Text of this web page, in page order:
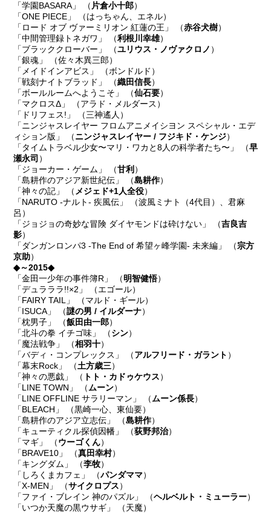
「学園BASARA」 （ 片倉小十郎）
「ONE PIECE」 （はっちゃん、エネル）
「ロード オブ ヴァーミリオン 紅蓮の王」 （赤谷犬樹）
「中間管理録トネガワ」 （利根川幸雄）
「ブラッククローバー」 （ユリウス・ノヴァクロノ ）
「銀魂」 （佐々木異三郎）
「メイドインアビス」 （ボンドルド）
「戦刻ナイトブラッド」 （織田信長）
「ボールルームへようこそ」 （仙石要）
「マクロスΔ」 （アラド・メルダース）
「ドリフェス!」 （三神遙人）
「ニンジャスレイヤー フロムアニメイシヨン スペシャル・エデ
ィション版」 （ニンジャスレイヤー / フジキド・ケンジ）
「タイムトラベル少女〜マリ・ワカと8人の科学者たち〜」 （早
瀬永司 ）
「ジョーカー・ゲーム」 （甘利 ）
「島耕作のアジア新世紀伝」 （島耕作）
「神々の記」 （ メジェド+1人全役）
「NARUTO -ナルト- 疾風伝」 （波風ミナト（4代目）、君麻
呂）
「ジョジョの奇妙な冒険 ダイヤモンドは砕けない」 （吉良吉
影）
「ダンガンロンパ3 -The End of 希望ヶ峰学園- 未来編」 （宗方
京助）
◆～2015◆
「金田一少年の事件簿R」 （明智健悟）
「デュラララ!!×2」 （エゴール）
「FAIRY TAIL」 （マルド・ギール）
「ISUCA」 （謎の男 / イルダーナ）
「枕男子」 （飯田由一郎）
「北斗の拳 イチゴ味」 （シン）
「魔法戦争」 （相羽十）
「バディ・コンプレックス」 （アルフリード・ガラント ）
「幕末Rock」 （土方歳三）
「神々の悪戯」 （ トト・カドゥケウス）
「LINE TOWN」 （ムーン）
「LINE OFFLINE サラリーマン」 （ムーン係長）
「BLEACH」 （黒崎一心、東仙要）
「島耕作のアジア立志伝」 （島耕作）
「キューティクル探偵因幡」 （荻野邦治）
「マギ」 （ウーゴくん）
「BRAVE10」 （真田幸村）
「キングダム」 （李牧）
「しろくまカフェ」 （パンダママ）
「X-MEN」 （サイクロプス）
「ファイ・ブレイン 神のパズル」 （ヘルベルト・ミューラー）
「いつか天魔の黒ウサギ」 （天魔）